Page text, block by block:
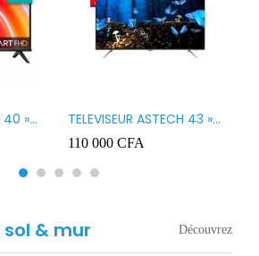
40 »
TELEVISEUR ASTECH 43 »
LED 43OD15
110 000 CFA
& mur Découvrez